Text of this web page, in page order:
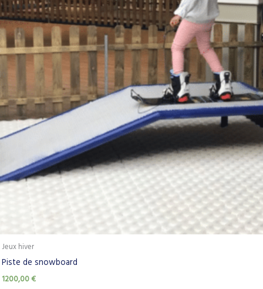
Jeux hiver
Piste de snowboard
1200,00€